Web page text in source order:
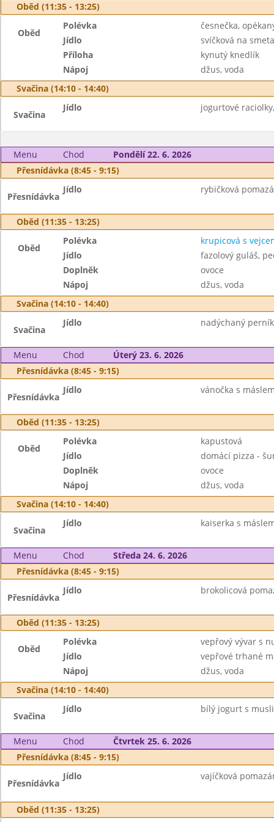
Oběd (11:35 - 13:25)
Oběd
Polévka
česnečka,
Jídlo
svíčková na
Příloha
kynutý knedlík
Nápoj
džus, voda
Svačina (14:10 - 14:40)
Svačina
Jídlo jogurtové
Menu Chod
Pondělí 22. 6. 2026
Přesnídávka (8:45 - 9:15)
Přesnídávka
Jídlo rybičková
Oběd (11:35 - 13:25)
Oběd
Polévka
krupicová s
Jídlo
fazolový guláš,
Doplněk
ovoce
Nápoj
džus, voda
Svačina (14:10 - 14:40)
Svačina
Jídlo nadýchaný
Menu Chod
Úterý 23. 6. 2026
Přesnídávka (8:45 - 9:15)
Přesnídávka
Jídlo vánočka s
Oběd (11:35 - 13:25)
Oběd
Polévka
kapustová
Jídlo
domácí pizza -
Doplněk
ovoce
Nápoj
džus, voda
Svačina (14:10 - 14:40)
Svačina
Jídlo kaiserka s
Menu Chod
Středa 24. 6. 2026
Přesnídávka (8:45 - 9:15)
Přesnídávka
Jídlo brokolicová
Oběd (11:35 - 13:25)
Oběd
Polévka
vepřový vývar s
Jídlo
vepřové trhané
Nápoj
džus, voda
Svačina (14:10 - 14:40)
Svačina
Jídlo bílý jogurt s
Menu Chod
Čtvrtek 25. 6. 2026
Přesnídávka (8:45 - 9:15)
Přesnídávka
Jídlo vajíčková
Oběd (11:35 - 13:25)